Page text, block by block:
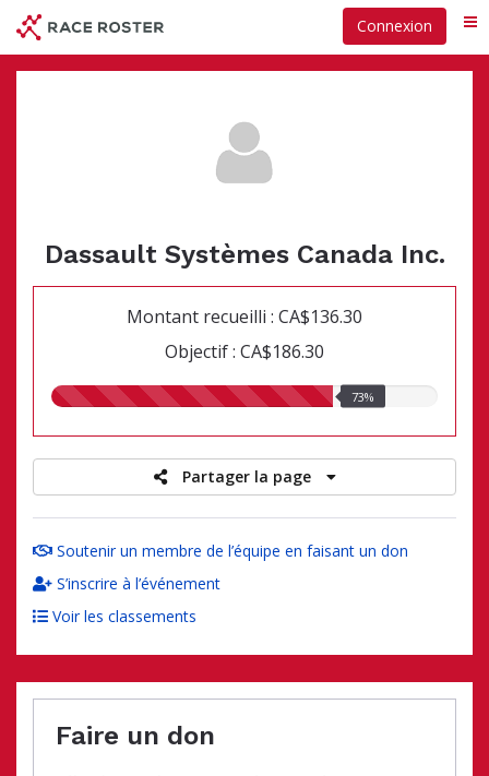
Passer
contenu
principal
Connexion
Dassault Systèmes Canada Inc.
Montant recueilli : CA$136.30
Objectif : CA$186.30
73.00%
73%
Partager la page
Soutenir un membre de l’équipe en faisant un don
S’inscrire à l’événement
Voir les classements
Faire un don